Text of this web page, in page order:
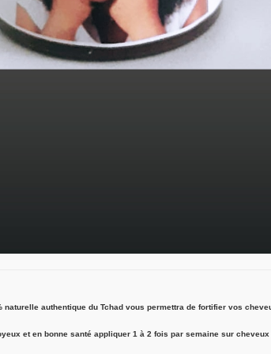
authentique du Tchad vous permettra de fortifier vos
et en bonne santé appliquer 1 à 2 fois par semaine sur